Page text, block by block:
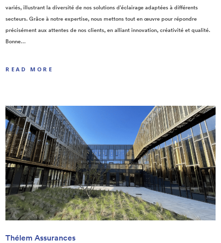
variés, illustrant la diversité de nos solutions d’éclairage adaptées à différents
secteurs. Grâce à notre expertise, nous mettons tout en œuvre pour répondre
précisément aux attentes de nos clients, en alliant innovation, créativité et qualité.
Bonne…
READ MORE
Thélem Assurances